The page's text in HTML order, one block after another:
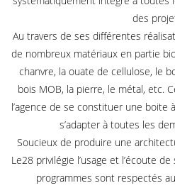
des
Au travers de ses différentes
de nombreux matériaux en partie
chanvre, la ouate de cellulose, le
bois MOB, la pierre, le métal, etc.
l’agence de se constituer une boite
s’adapter à toutes les
Soucieux de produire une
Le28 privilégie l’usage et l’écoute
programmes sont respectés